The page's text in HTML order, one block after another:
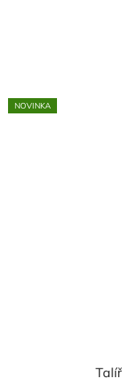
NOVINKA